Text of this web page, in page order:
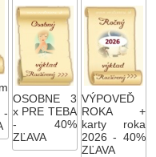
-
OSOBNE 3
x PRE TEBA
- 40%
ZĽAVA
VÝPOVEĎ
ROKA +
karty roka
2026 - 40%
ZĽAVA